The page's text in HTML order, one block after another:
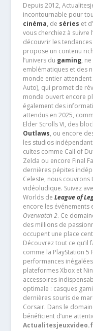
Depuis 2012,
incontournable pour
cinéma,de séries et d’
vous cherchiez à suivre
découvrir les
propose un contenu
l’univers du gaming,
emblématiques et des
monde entier attendent
Auto), qui promet de
monde ouvert encore
également des
attendus en 2025,
Elder Scrolls VI, des
Outlaws, ou encore
les studios
cultes comme Call of
Zelda ou encore Final
dernières pépites
Celeste, nous couvrons
vidéoludique. Suivez
Worlds de League of
encore les
Overwatch 2. Ce
des millions de
occupent une place
Découvrez tout ce
comme la PlayStation
performances
plateformes Xbox et
accessoires
optimale : casques
dernières souris de
Corsair. Dans le
bénéficient d’une